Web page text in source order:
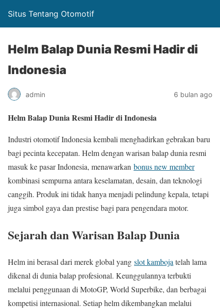
Situs Tentang Otomotif
Helm Balap Dunia Resmi Hadir di
Indonesia
admin 6 bulan ago
Helm Balap Dunia Resmi Hadir di Indonesia
Industri otomotif Indonesia kembali menghadirkan gebrakan baru
bagi pecinta kecepatan. Helm dengan warisan balap dunia resmi
masuk ke pasar Indonesia, menawarkan bonus new member
kombinasi sempurna antara keselamatan, desain, dan teknologi
canggih. Produk ini tidak hanya menjadi pelindung kepala, tetapi
juga simbol gaya dan prestise bagi para pengendara motor.
Sejarah dan Warisan Balap Dunia
Helm ini berasal dari merek global yang slot kamboja telah lama
dikenal di dunia balap profesional. Keunggulannya terbukti
melalui penggunaan di MotoGP, World Superbike, dan berbagai
kompetisi internasional. Setiap helm dikembangkan melalui